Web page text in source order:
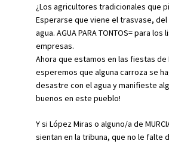
¿Los agricultores tradicionales que
Esperarse que viene el trasvase, del
agua. AGUA PARA TONTOS= para
empresas.
Ahora que estamos en las fiestas de
esperemos que alguna carroza se
desastre con el agua y manifieste
buenos en este pueblo!
Y si López Miras o alguno/a de
sientan en la tribuna, que no le falte